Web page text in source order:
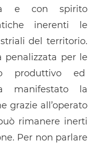
e con spirito
inerenti le
del territorio.
penalizzata per le
produttivo ed
manifestato la
grazie all’operato
rimanere inerti
Per non parlare